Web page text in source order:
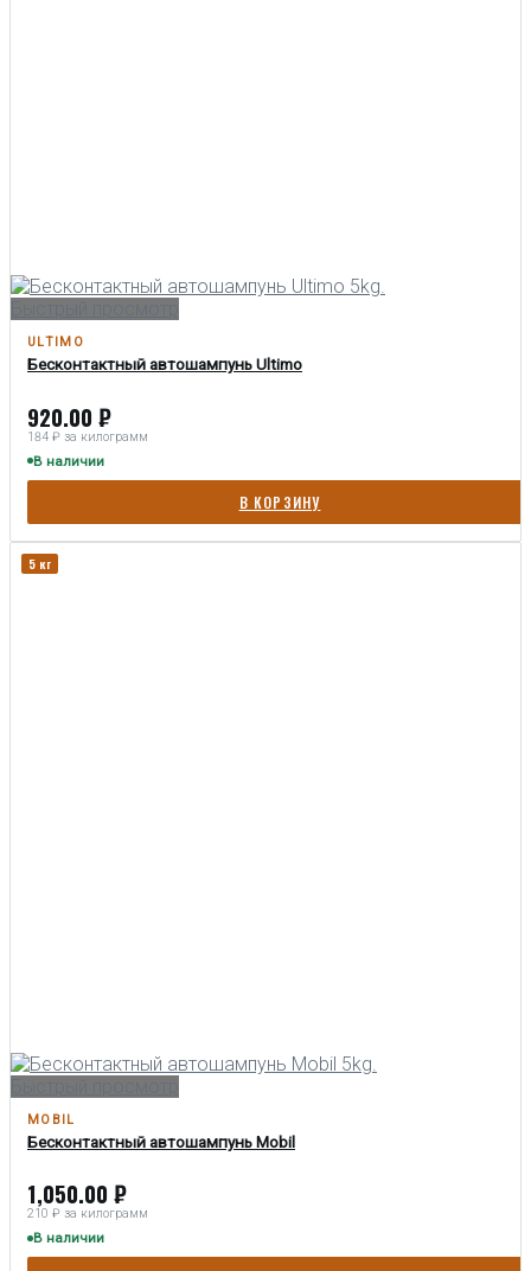
ULTIMO
Бесконтактный автошампунь Ultimo
920.00 ₽
184 ₽ за килограмм
В наличии
В КОРЗИНУ
5 кг
MOBIL
Бесконтактный автошампунь Mobil
1,050.00 ₽
210 ₽ за килограмм
В наличии